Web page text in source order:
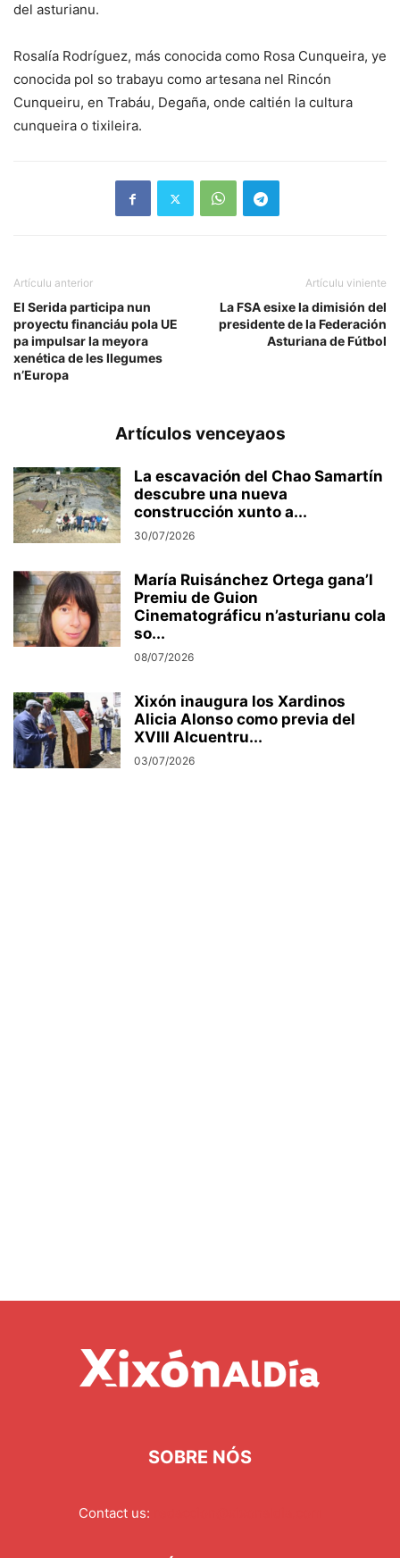
del asturianu.
Rosalía Rodríguez, más conocida como Rosa Cunqueira, ye
conocida pol so trabayu como artesana nel Rincón
Cunqueiru, en Trabáu, Degaña, onde caltién la cultura
cunqueira o tixileira.
Artículu anterior
El Serida participa nun
proyectu financiáu pola UE
pa impulsar la meyora
xenética de les llegumes
n’Europa
Artículu viniente
La FSA esixe la dimisión del
presidente de la Federación
Asturiana de Fútbol
Artículos venceyaos
La escavación del Chao Samartín
descubre una nueva
construcción xunto a...
30/07/2026
María Ruisánchez Ortega gana’l
Premiu de Guion
Cinematográficu n’asturianu cola
so...
08/07/2026
Xixón inaugura los Xardinos
Alicia Alonso como previa del
XVIII Alcuentru...
03/07/2026
SOBRE NÓS
Contact us: